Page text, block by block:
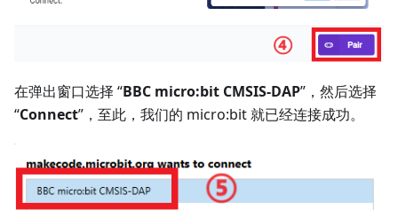
在弹出窗口选择 “BBC micro:bit CMSIS-DAP”，然后选择
“Connect”，至此，我们的 micro:bit 就已经连接成功。